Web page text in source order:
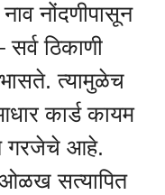
नोंदणीपासून
ठिकाणी
त्यामुळेच
कार्ड कायम
गरजेचे आहे.
ओळख सत्यापित